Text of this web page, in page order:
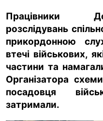
Працівники
розслідувань
прикордонною
втечі військових,
частини та
Організатора
посадовця
затримали.